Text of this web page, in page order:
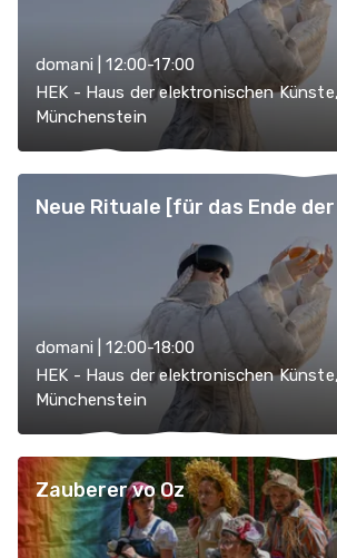
domani | 12:00-17:00
HEK - Haus der elektronischen
Münchenstein
Neue Rituale [für das Ende
domani | 12:00-18:00
HEK - Haus der elektronischen
Münchenstein
Zauberer vo Oz